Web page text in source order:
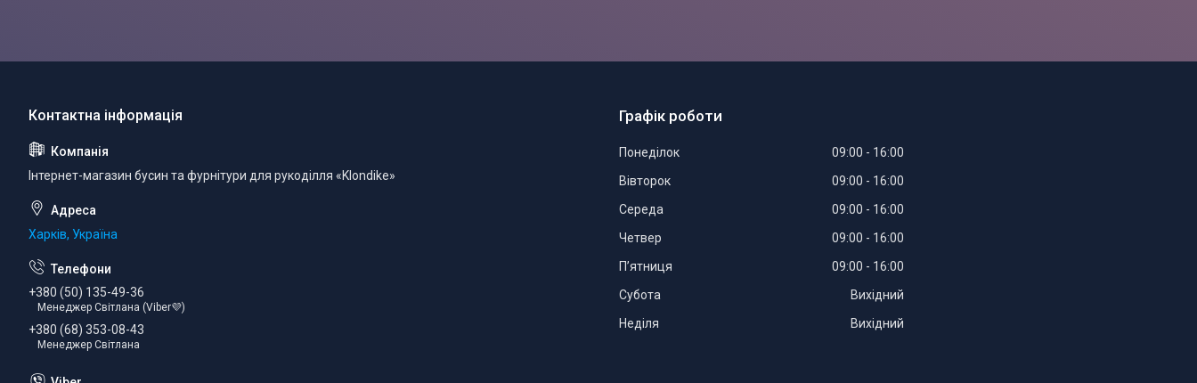
Інтернет-магазин бусин та фурнітури для рукоділля «Klondike»
Харків, Україна
+380 (50) 135-49-36
Менеджер Світлана (Viber💜)
+380 (68) 353-08-43
Менеджер Світлана
Графік роботи
Понеділок 09:00
16:00
Вівторок
09:00
16:00
Середа
09:00
16:00
Четвер
09:00
16:00
Пʼятниця
09:00
16:00
Субота
Вихідний
Неділя
Вихідний